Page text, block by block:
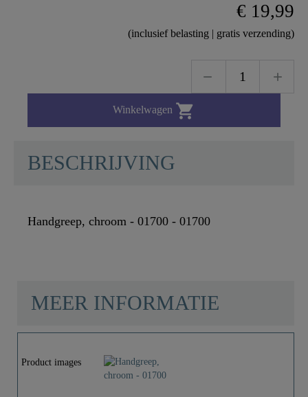
€ 19,99
(inclusief belasting | gratis verzending)
Winkelwagen 
BESCHRIJVING
Handgreep, chroom - 01700 - 01700
Chroom
MEER INFORMATIE
Product images